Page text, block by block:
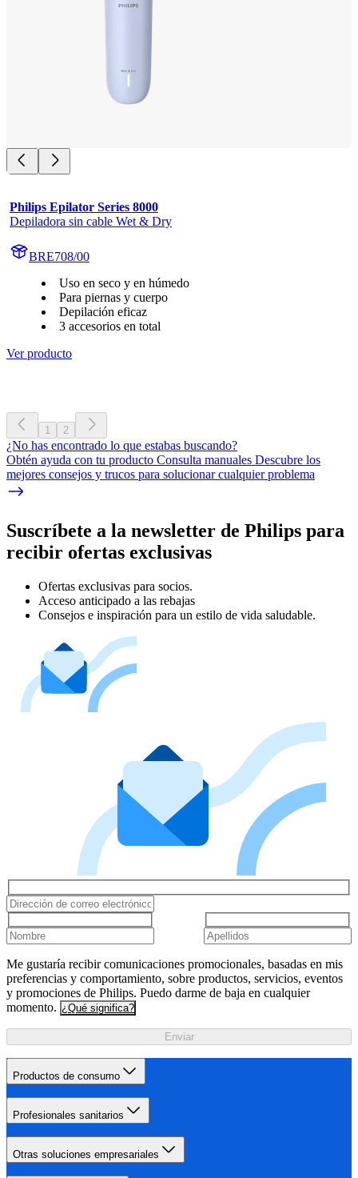
Philips Epilator Series 8000
Depiladora sin cable Wet & Dry
BRE708/00
Uso en seco y en húmedo
Para piernas y cuerpo
Depilación eficaz
3 accesorios en total
Ver producto
1 2
¿No has encontrado lo que estabas buscando?
Obtén ayuda con tu producto Consulta manuales Descubre los
mejores consejos y trucos para solucionar cualquier problema
Suscríbete a la newsletter de Philips para
recibir ofertas exclusivas
Ofertas exclusivas para socios.
Acceso anticipado a las rebajas
Consejos e inspiración para un estilo de vida saludable.
Me gustaría recibir comunicaciones promocionales, basadas en mis
preferencias y comportamiento, sobre productos, servicios, eventos
y promociones de Philips. Puedo darme de baja en cualquier
momento. ¿Qué significa?
Enviar
Productos de consumo
Profesionales sanitarios
Otras soluciones empresariales